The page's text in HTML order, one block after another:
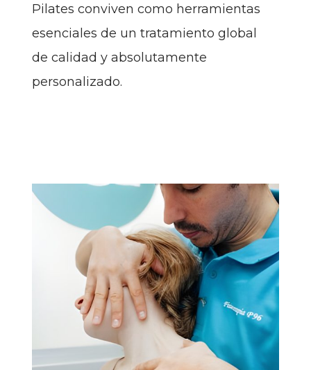
Pilates conviven como herramientas
esenciales de un tratamiento global
de calidad y absolutamente
personalizado.